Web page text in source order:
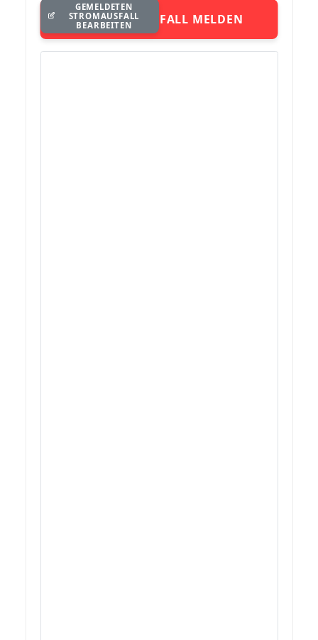
STROMAUSFALL MELDEN
GEMELDETEN
STROMAUSFALL
BEARBEITEN